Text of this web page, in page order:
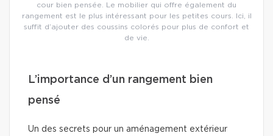
cour bien pensée. Le mobilier qui offre également du
rangement est le plus intéressant pour les petites cours. Ici, il
suffit d’ajouter des coussins colorés pour plus de confort et
de vie.
L’importance d’un rangement bien
pensé
Un des secrets pour un aménagement extérieur